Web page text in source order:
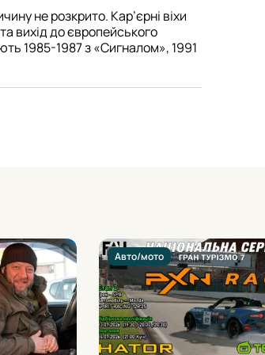
не розкрито. Кар’єрні віхи
вихід до європейського
1985-1987 з «Сигналом», 1991
Авто/мото